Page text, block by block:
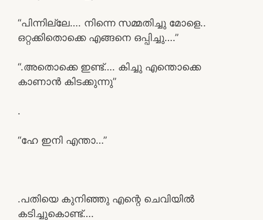
“പിന്നില്ലേ…. നിന്നെ സമ്മതിച്ചു മോളെ..
ഒറ്റക്കിതൊക്കെ എങ്ങനെ ഒപ്പിച്ചു….”
“.അതൊക്കെ ഇണ്ട്…. കിച്ചു എന്തൊക്കെ
കാണാൻ കിടക്കുന്നു”
.
“ഹേ ഇനി എന്താ…”
.പതിയെ കുനിഞ്ഞു എന്റെ ചെവിയിൽ
കടിച്ചുകൊണ്ട്….